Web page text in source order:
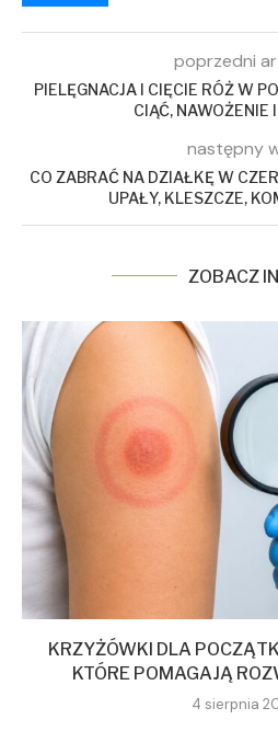
poprzedni
PIELĘGNACJA I CIĘCIE RÓŻ W
CIĄĆ, NAWOŻENIE
następny
CO ZABRAĆ NA DZIAŁKĘ W
UPAŁY, KLESZCZE,
ZOBACZ
KRZYŻÓWKI DLA
KTÓRE POMAGAJĄ
4 sierpnia